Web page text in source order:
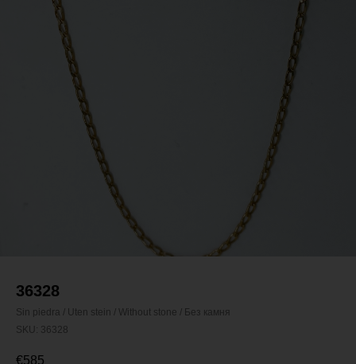
36328
Sin piedra / Uten stein / Without stone / Без камня
SKU: 36328
€585